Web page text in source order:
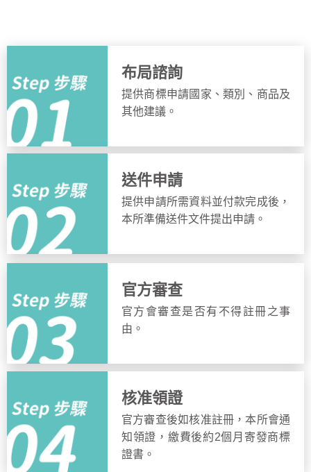
布局諮詢
提供商標申請國家、類別、商品及
其他建議。
送件申請
提供申請所需資料並付款完成後，
本所準備送件文件提出申請。
官方審查
官方會審查是否有不得註冊之事
由。
核准領證
官方審查後如核准註冊，本所會通
知領證，繳費後約2個月寄發商標
證書。